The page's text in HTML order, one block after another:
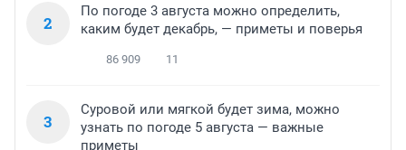
2
По погоде 3 августа можно определить,
каким будет декабрь, — приметы и поверья
86 909 11
3
Суровой или мягкой будет зима, можно
узнать по погоде 5 августа — важные
приметы